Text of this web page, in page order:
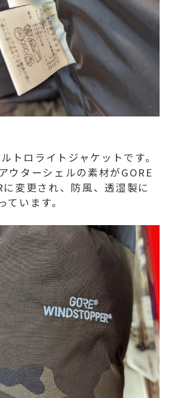
トロライトジャケットです。
ウターシェルの素材がGORE
変更され、防風、透湿製に
います。